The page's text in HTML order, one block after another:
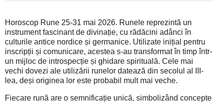
Horoscop Rune 25-31 mai 2026. Runele reprezintă un
instrument fascinant de divinație, cu rădăcini adânci în
culturile antice nordice și germanice. Utilizate inițial pentru
inscripții și comunicare, acestea s-au transformat în timp într-
un mijloc de introspecție și ghidare spirituală. Cele mai
vechi dovezi ale utilizării runelor datează din secolul al III-
lea, deși originea lor este probabil mult mai veche.
Fiecare rună are o semnificație unică, simbolizând concepte